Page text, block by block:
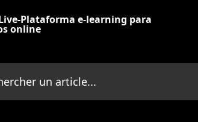
article...